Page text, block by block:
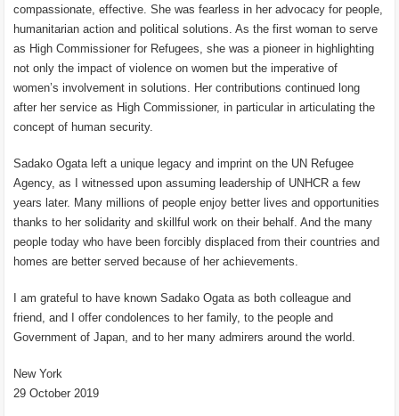
compassionate, effective. She was fearless in her advocacy for people,
humanitarian action and political solutions. As the first woman to serve
as High Commissioner for Refugees, she was a pioneer in highlighting
not only the impact of violence on women but the imperative of
women’s involvement in solutions. Her contributions continued long
after her service as High Commissioner, in particular in articulating the
concept of human security.
Sadako Ogata left a unique legacy and imprint on the UN Refugee
Agency, as I witnessed upon assuming leadership of UNHCR a few
years later. Many millions of people enjoy better lives and opportunities
thanks to her solidarity and skillful work on their behalf. And the many
people today who have been forcibly displaced from their countries and
homes are better served because of her achievements.
I am grateful to have known Sadako Ogata as both colleague and
friend, and I offer condolences to her family, to the people and
Government of Japan, and to her many admirers around the world.
New York
29 October 2019